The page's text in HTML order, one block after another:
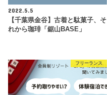
2022.5.5
【千葉県金谷】古着と駄菓子、そ
れから珈琲「鋸山BASE」
フリーランス